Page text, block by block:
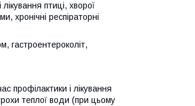
лікування птиці, хворої
хронічні респіраторні
гастроентероколіт,
і лікування
теплої води (при цьому